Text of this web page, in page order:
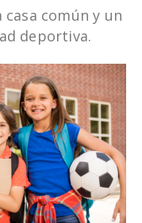
común y un
deportiva.